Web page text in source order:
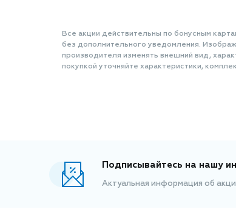
Все акции действительны по бонусным
без дополнительного уведомления.
производителя изменять внешний вид,
покупкой уточняйте характеристики,
Подписывайтесь на нашу
Актуальная информация об